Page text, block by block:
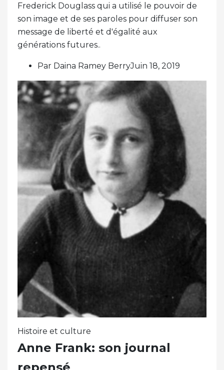
Frederick Douglass qui a utilisé le pouvoir de
son image et de ses paroles pour diffuser son
message de liberté et d'égalité aux
générations futures..
Par Daina Ramey BerryJuin 18, 2019
Histoire et culture
Anne Frank: son journal